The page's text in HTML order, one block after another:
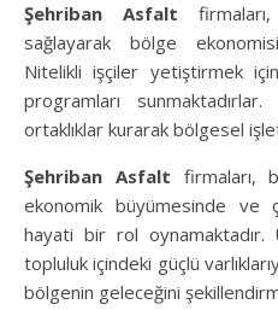
Şehriban Asfalt
sağlayarak bölge
Nitelikli işçiler yetiştirmek
programları
ortaklıklar kurarak bölgesel
Şehriban Asfalt firmaları,
ekonomik büyümesinde ve
hayati bir rol oynamaktadır.
topluluk içindeki güçlü
bölgenin geleceğini